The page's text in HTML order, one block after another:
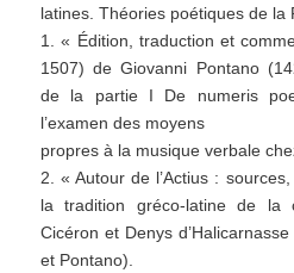
latines. Théories poétiques de la
1. « Édition, traduction et
1507) de Giovanni Pontano
de la partie I De numeris
l’examen des moyens
propres à la musique verbale
2. « Autour de l’Actius :
la tradition gréco-latine de la
Cicéron et Denys
et Pontano).